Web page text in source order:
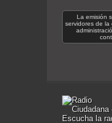
La emisión
servidores de la